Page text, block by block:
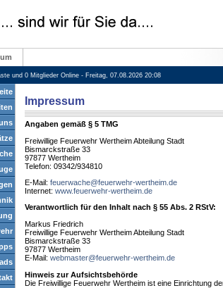
und 0 Mitglieder Online - Freitag, 07.08.2026 20:08
Impressum
Angaben gemäß § 5 TMG
Freiwillige Feuerwehr Wertheim Abteilung Stadt
Bismarckstraße 33
97877 Wertheim
Telefon: 09342/934810
E-Mail: feuerwache@feuerwehr-wertheim.de
Internet: www.feuerwehr-wertheim.de
Verantwortlich für den Inhalt nach § 55 Abs. 2 RStV:
Markus Friedrich
Freiwillige Feuerwehr Wertheim Abteilung Stadt
Bismarckstraße 33
97877 Wertheim
E-Mail: webmaster@feuerwehr-wertheim.de
Hinweis zur Aufsichtsbehörde
Die Freiwillige Feuerwehr Wertheim ist eine Einrichtung